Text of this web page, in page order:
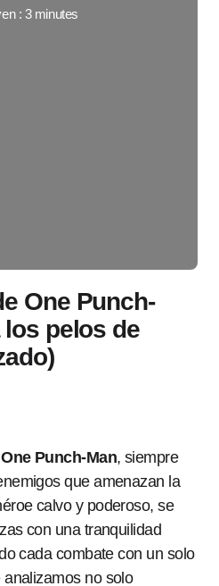
: 3 minutes
One Punch-
los pelos de
One Punch-Man, siempre
que amenazan la
calvo y poderoso, se
con una tranquilidad
cada combate con un solo
no solo